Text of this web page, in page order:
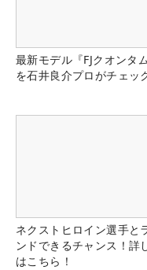
最新モデル『FJクオンタム
を石井良介プロがチェッ
ネクストヒロイン選手と
ンドできるチャンス！詳
はこちら！